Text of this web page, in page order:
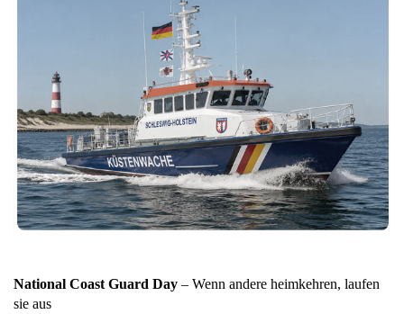
National Coast Guard Day – Wenn andere heimkehren, laufen
sie aus